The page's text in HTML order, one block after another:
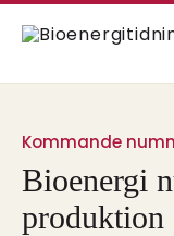
Kommande
Bioenergi
produktion